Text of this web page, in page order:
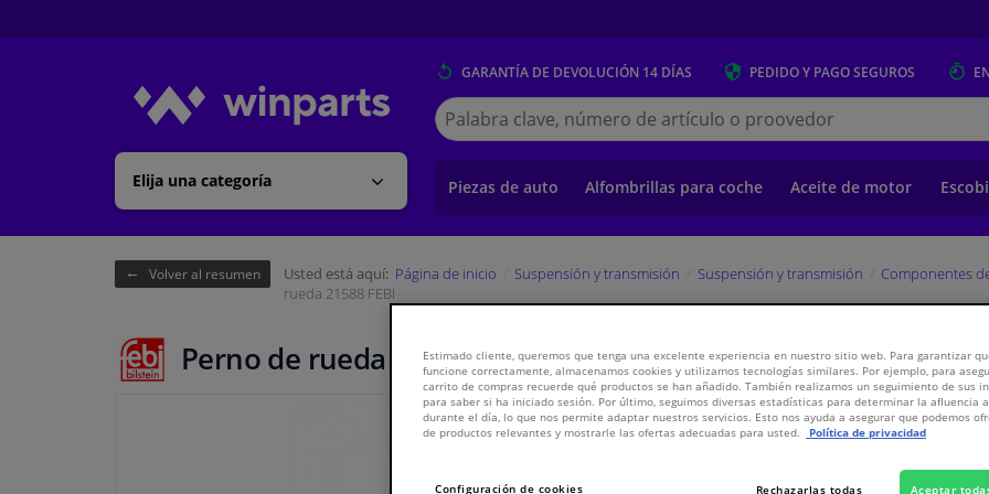
Elija una categoría
GARANTÍA DE DEVOLUCIÓN 14 DÍAS PEDIDO Y PAGOSEGUROS
Buscar
en
Winparts.es
Piezas de auto Alfombrillas para coche Aceite de motor
Volver al resumen Usted está aquí: Página de inicio Suspensión y transmisión Suspensión y transmisión Componentes
rueda 21588 FEBI
Perno de rueda 21588 FEBI
WINPRICE
4,08€
Estimado cliente, queremos que tenga una excelente experiencia en nuestro sitio web. Para garantizar
funcione correctamente, almacenamos cookies y utilizamos tecnologías similares. Por ejemplo, para
carrito de compras recuerde qué productos se han añadido. También realizamos un seguimiento de sus
para saber si ha iniciado sesión. Por último, seguimos diversas estadísticas para determinar la afluencia
durante el día, lo que nos permite adaptar nuestros servicios. Esto nos ayuda a asegurar que podemos
de productos relevantes y mostrarle las ofertas adecuadas para usted.
Política de privacidad
Configuración de cookies Rechazarlas todas Aceptar